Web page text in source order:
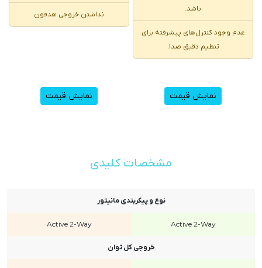
باشد.
عدم وجود کنترل‌های پیشرفته برای
تنظیم دقیق صدا.
نداشتن خروجی هدفون
نمایش قیمت نمایش قیمت
مشخصات کلیدی
نوع و پیکربندی مانیتور
Active 2-Way
Active 2-Way
خروجی کل توان